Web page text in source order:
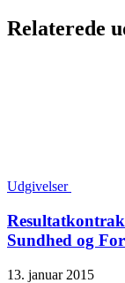
Relaterede
Udgivelser
Sundhed og
13. januar 2015